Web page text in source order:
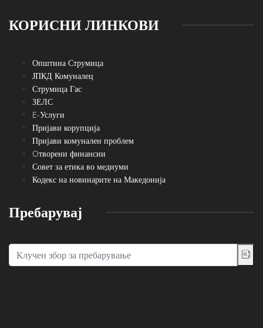
КОРИСНИ ЛИНКОВИ
Општина Струмица
ЈПКД Комуналец
Струмица Гас
ЗЕЛС
E-Услуги
Пријави корупција
Пријави комунален проблем
Oтворени финансии
Совет за етика во медиуми
Кодекс на новинарите на Македонија
Пребарувај